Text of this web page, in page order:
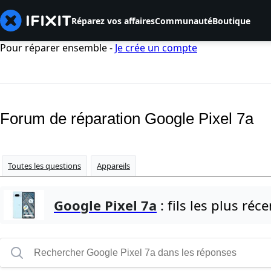
Réparez vos affairesCommunautéBoutique
Pour réparer ensemble - Je crée un compte
Forum de réparation Google Pixel 7a
Toutes les questions Appareils
Google Pixel 7a : fils les plus